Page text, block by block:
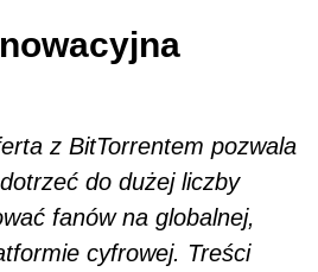
z BitTorrentem pozwala
do dużej liczby
fanów na globalnej,
cyfrowej. Treści